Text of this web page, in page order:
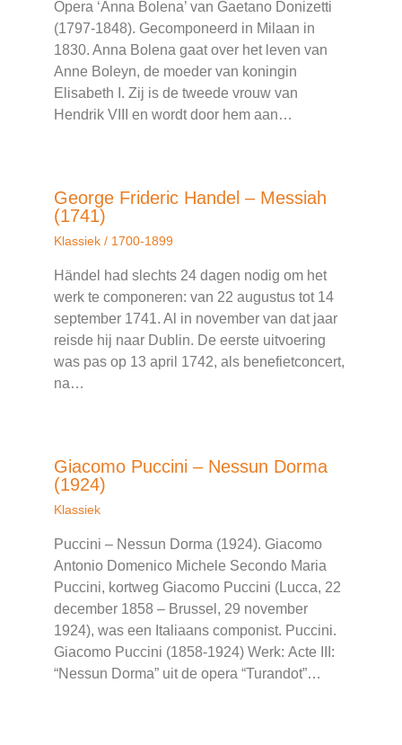
Opera ‘Anna Bolena’ van Gaetano Donizetti
(1797-1848). Gecomponeerd in Milaan in
1830. Anna Bolena gaat over het leven van
Anne Boleyn, de moeder van koningin
Elisabeth I. Zij is de tweede vrouw van
Hendrik VIII en wordt door hem aan…
George Frideric Handel – Messiah
(1741)
Klassiek / 1700-1899
Händel had slechts 24 dagen nodig om het
werk te componeren: van 22 augustus tot 14
september 1741. Al in november van dat jaar
reisde hij naar Dublin. De eerste uitvoering
was pas op 13 april 1742, als benefietconcert,
na…
Giacomo Puccini – Nessun Dorma
(1924)
Klassiek
Puccini – Nessun Dorma (1924). Giacomo
Antonio Domenico Michele Secondo Maria
Puccini, kortweg Giacomo Puccini (Lucca, 22
december 1858 – Brussel, 29 november
1924), was een Italiaans componist. Puccini.
Giacomo Puccini (1858-1924) Werk: Acte III:
“Nessun Dorma” uit de opera “Turandot”…